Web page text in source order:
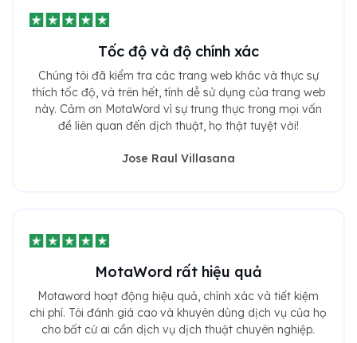
Tốc độ và độ chính xác
Chúng tôi đã kiểm tra các trang web khác và thực sự
thích tốc độ, và trên hết, tính dễ sử dụng của trang web
này. Cảm ơn MotaWord vì sự trung thực trong mọi vấn
đề liên quan đến dịch thuật, họ thật tuyệt vời!
Jose Raul Villasana
MotaWord rất hiệu quả
Motaword hoạt động hiệu quả, chính xác và tiết kiệm
chi phí. Tôi đánh giá cao và khuyên dùng dịch vụ của họ
cho bất cứ ai cần dịch vụ dịch thuật chuyên nghiệp.